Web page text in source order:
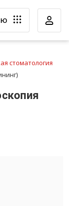
стоматология